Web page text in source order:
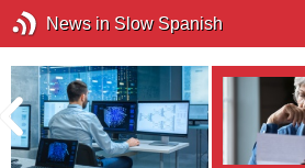
News in Slow Spanish